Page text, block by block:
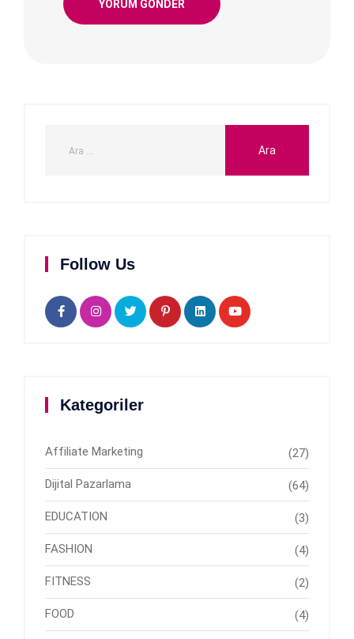
Follow Us
Kategoriler
Affiliate Marketing (27)
Dijital Pazarlama (64)
EDUCATION (3)
FASHION (4)
FITNESS (2)
FOOD (4)